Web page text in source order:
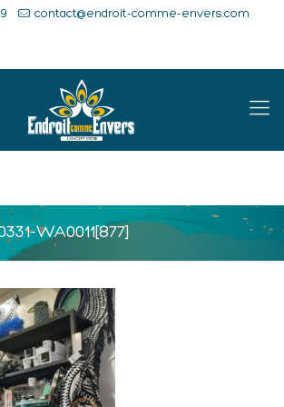
contact@endroit-comme-envers.com
WA0011[877]